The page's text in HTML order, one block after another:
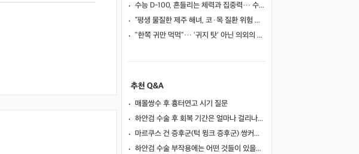
수능 D-100, 흔들리는 체력과 집중력… 수험생 영양 관리 어떻게 할까
“평생 물질한 제주 해녀, 코·목 질환 위험 높았다”… 10년 추적 연구 결과
"한쪽 귀만 먹먹"… '귀지 탓' 아닌 의외의 원인 4가지
추천 Q&A
매몰쌍수 후 흉터연고 시기 질문
하안검 수술 후 회복 기간은 얼마나 걸리나요?
마르쿠스 건 증후군(턱 윙크 증후군) 쌍커풀 수술 가능 여부
하안검 수술 부작용에는 어떤 것들이 있을까요?